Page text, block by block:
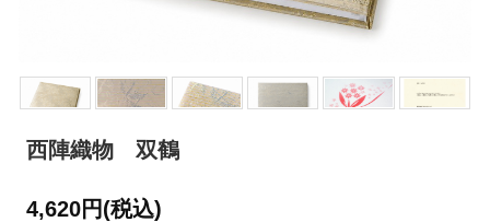
西陣織物 双鶴
4,620円(税込)